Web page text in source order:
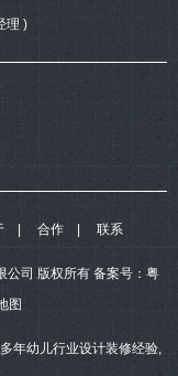
理 )
合作 联系
公司 版权所有 备案号： 粤
图
年幼儿行业设计装修经验,